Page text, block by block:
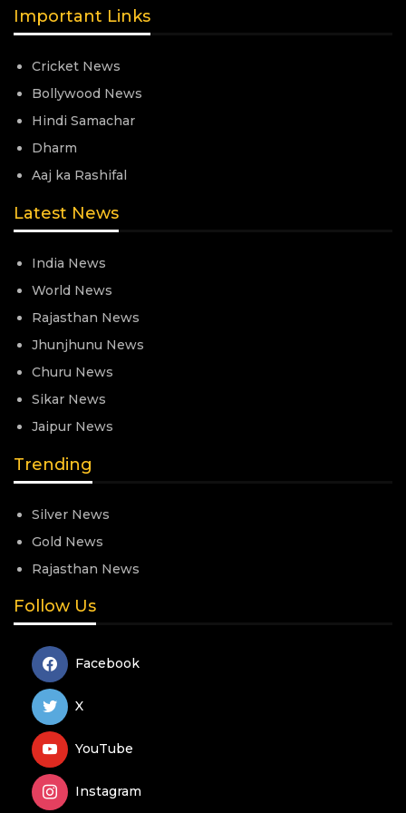
Important Links
Cricket News
Bollywood News
Hindi Samachar
Dharm
Aaj ka Rashifal
Latest News
India News
World News
Rajasthan News
Jhunjhunu News
Churu News
Sikar News
Jaipur News
Trending
Silver News
Gold News
Rajasthan News
Follow Us
Facebook
X
YouTube
Instagram